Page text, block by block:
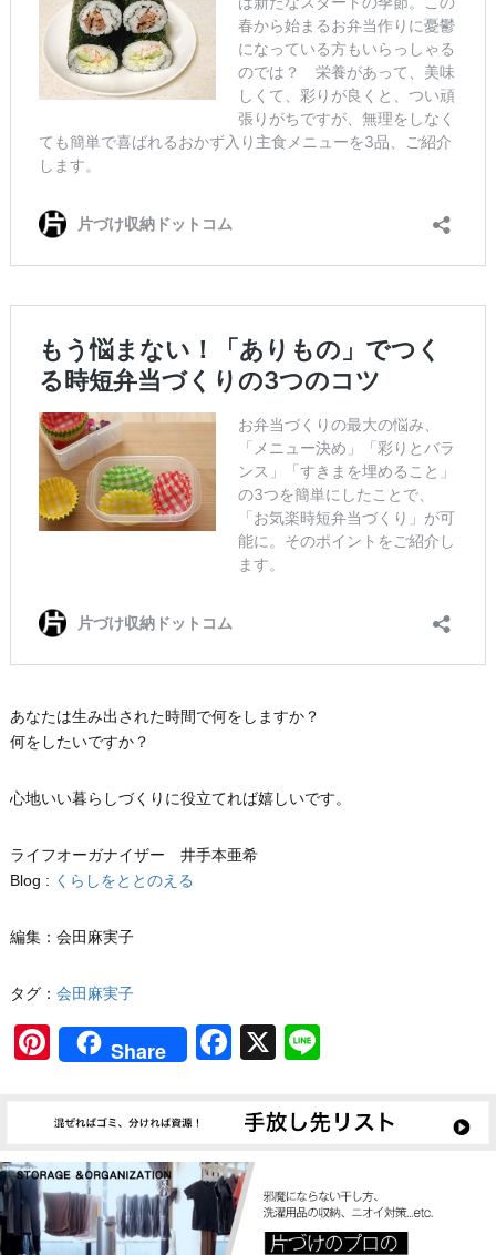
あなたは生み出された時間で何をしますか？
何をしたいですか？
心地いい暮らしづくりに役立てれば嬉しいです。
ライフオーガナイザー 井手本亜希
Blog : くらしをととのえる
編集：会田麻実子
タグ： 会田麻実子
Pinterest
Share Facebook
X